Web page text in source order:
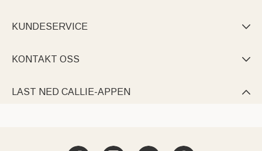
KUNDESERVICE 
KONTAKT OSS 
LAST NED CALLIE-APPEN 